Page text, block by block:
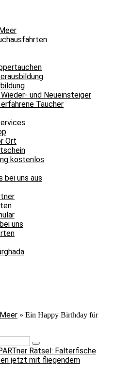
und Neueinsteiger
Taucher
Ort
kostenlos
bei uns aus
uns
» Ein Happy Birthday für
Rätsel: Falterfische
jetzt mit fliegendem